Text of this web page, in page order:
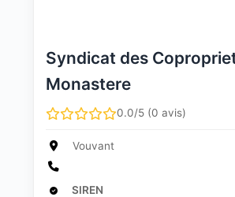
Syndicat des
Monastere
0.0/5 (0 avis)
Vouvant
SIREN